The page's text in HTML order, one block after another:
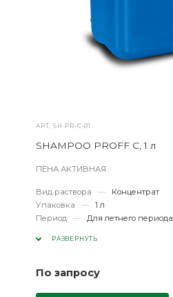
АРТ.SH-PR-C-01
SHAMPOO PROFF C, 1 л
ПЕНА АКТИВНАЯ.
Вид раствора —
Концентрат
Упаковка
—
1 л
Период
— Для летнего периода
РАЗВЕРНУТЬ
По запросу